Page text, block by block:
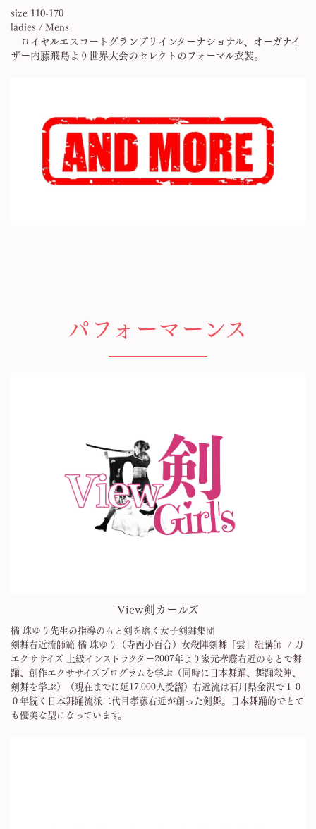
size 110-170
ladies / Mens
ロイヤルエスコートグランプリインターナショナル、オーガナイ
ザー内藤飛鳥より世界大会のセレクトのフォーマル衣装。
パフォーマーンス
View剣カールズ
橘 珠ゆり先生の指導のもと剣を磨く女子剣舞集団
剣舞右近流師範 橘 珠ゆり（寺西小百合）女殺陣剣舞「雲」組講師 / 刀
エクササイズ 上級インストラクター2007年より家元孝藤右近のもとで舞
踊、創作エクササイズプログラムを学ぶ（同時に日本舞踊、舞踊殺陣、
剣舞を学ぶ）（現在までに延17,000人受講）右近流は石川県金沢で１０
０年続く日本舞踊流派二代目孝藤右近が創った剣舞。日本舞踊的でとて
も優美な型になっています。